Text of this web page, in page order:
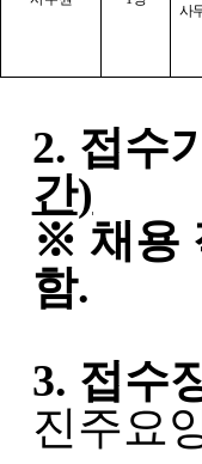
사
2. 접수
간)
※ 채용
함.
3. 접수
진주요